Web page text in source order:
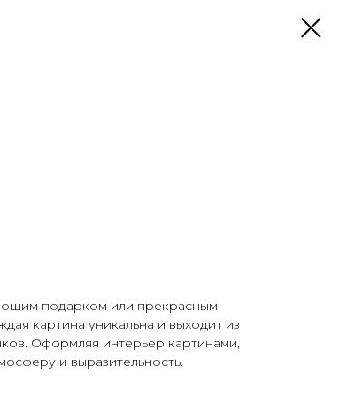
подарком или прекрасным
картина уникальна и выходит из
Оформляя интерьер картинами,
и выразительность.